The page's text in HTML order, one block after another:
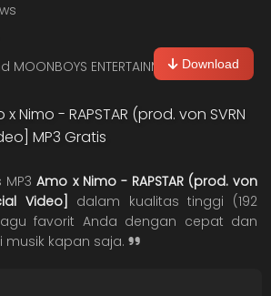
ENTERTAINMENT Download
Nimo - RAPSTAR (prod. von SVRN
MP3 Gratis
MP3Amo x Nimo - RAPSTAR (prod. von
Video]
dalam kualitas tinggi (192
favorit Anda dengan cepat dan
musik kapan saja.